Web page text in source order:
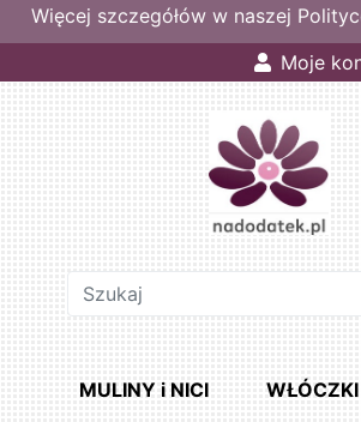
Więcej szczegółów w naszej
Moje
MULINY i NICI